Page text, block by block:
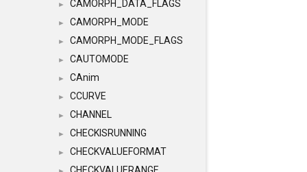
► CAMORPH_DATA_FLAGS
► CAMORPH_MODE
► CAMORPH_MODE_FLAGS
► CAUTOMODE
► CAnim
► CCURVE
► CHANNEL
► CHECKISRUNNING
► CHECKVALUEFORMAT